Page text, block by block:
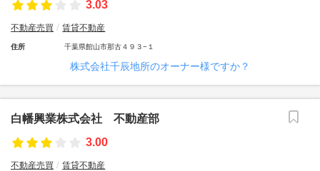
3.03
不動産売買 賃貸不動産
住所 千葉県館山市那古４９３−１
株式会社千辰地所のオーナー様ですか？
白幡興業株式会社 不動産部
3.00
不動産売買 賃貸不動産